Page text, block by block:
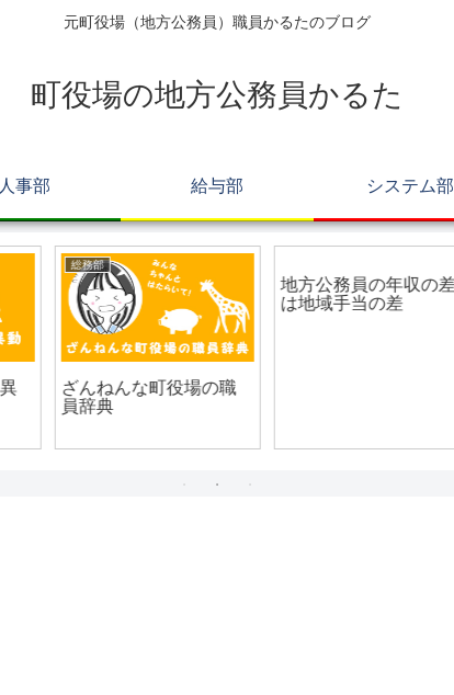
元町役場（地方公務員）職員かるたのブログ
町役場の地方公務員かるた
人事部 給与部 システム部
町役場の新人研修事情
基本給が上がるスピー
ドは給料表から算出せ
よ！